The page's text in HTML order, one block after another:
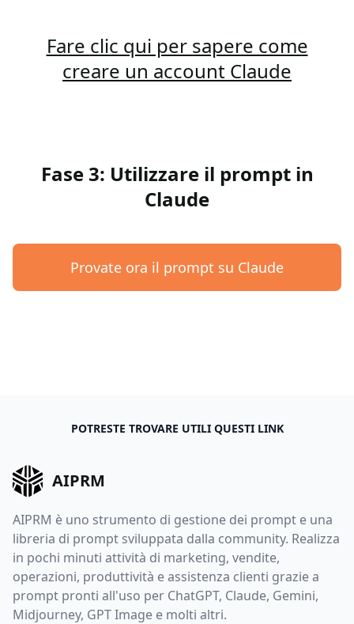
Fare clic qui per sapere come
creare un account Claude
Fase 3: Utilizzare il prompt in
Claude
Provate ora il prompt su Claude
POTRESTE TROVARE UTILI QUESTI LINK
AIPRM
AIPRM è uno strumento di gestione dei prompt e una
libreria di prompt sviluppata dalla community. Realizza
in pochi minuti attività di marketing, vendite,
operazioni, produttività e assistenza clienti grazie a
prompt pronti all'uso per ChatGPT, Claude, Gemini,
Midjourney, GPT Image e molti altri.